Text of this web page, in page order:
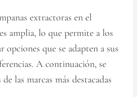
extractoras en el
amplia, lo que permite a los
opciones que se adapten a sus
A continuación, se
las marcas más destacadas